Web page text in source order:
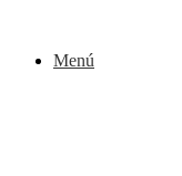
Menú